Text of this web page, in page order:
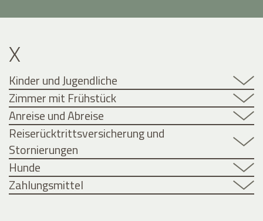
X
Kinder und Jugendliche
Zimmer mit Frühstück
Anreise und Abreise
Reiserücktrittsversicherung und
Stornierungen
Hunde
Zahlungsmittel